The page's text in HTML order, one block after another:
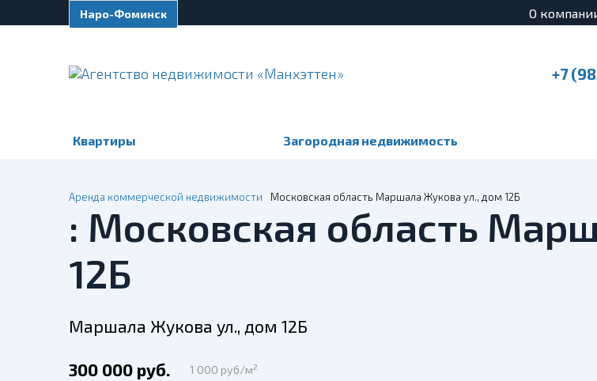
Наро-Фоминск О
+7
Квартиры Загородная недвижимость
Аренда коммерческой недвижимости Московская область Маршала Жукова ул., дом 12Б
: Московская область
12Б
Маршала Жукова ул., дом 12Б
300 000 руб. 1 000 руб/м2